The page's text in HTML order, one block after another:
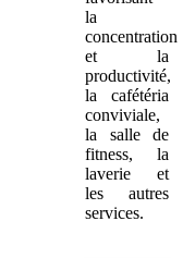
la
concentration
et la
productivité,
la cafétéria
conviviale,
la salle de
fitness, la
laverie et
les autres
services.